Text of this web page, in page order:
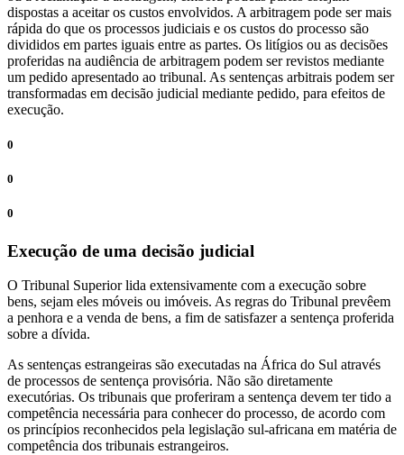
dispostas a aceitar os custos envolvidos. A arbitragem pode ser mais
rápida do que os processos judiciais e os custos do processo são
divididos em partes iguais entre as partes. Os litígios ou as decisões
proferidas na audiência de arbitragem podem ser revistos mediante
um pedido apresentado ao tribunal. As sentenças arbitrais podem ser
transformadas em decisão judicial mediante pedido, para efeitos de
execução.
0
0
0
Execução de uma decisão judicial
O Tribunal Superior lida extensivamente com a execução sobre
bens, sejam eles móveis ou imóveis. As regras do Tribunal prevêem
a penhora e a venda de bens, a fim de satisfazer a sentença proferida
sobre a dívida.
As sentenças estrangeiras são executadas na África do Sul através
de processos de sentença provisória. Não são diretamente
executórias. Os tribunais que proferiram a sentença devem ter tido a
competência necessária para conhecer do processo, de acordo com
os princípios reconhecidos pela legislação sul-africana em matéria de
competência dos tribunais estrangeiros.